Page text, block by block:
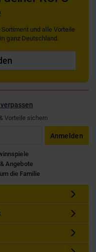
und alle Vorteile
ganz Deutschland.
Vorteile sichern
Anmelden
Angebote
die Familie